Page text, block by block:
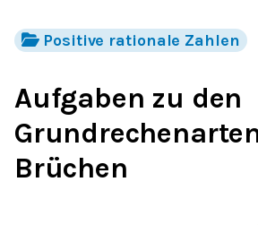
Positive rationale Zahlen
Aufgaben zu den
Brüchen